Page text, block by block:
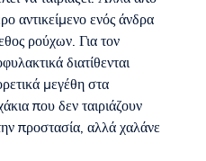
αντικείμενο ενός άνδρα
ρούχων. Για τον
διατίθενται
μεγέθη στα
που δεν ταιριάζουν
προστασία, αλλά χαλάνε